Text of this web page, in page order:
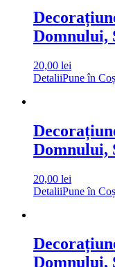
Domnului,
20,00 lei
DetaliiPune în Coș
Domnului,
20,00 lei
DetaliiPune în Coș
Domnului,